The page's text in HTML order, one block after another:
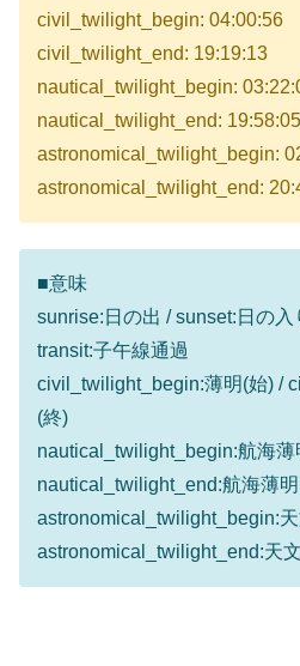
civil_twilight_begin: 04:00:56
civil_twilight_end: 19:19:13
nautical_twilight_begin:
nautical_twilight_end: 19:58:05
astronomical_twilight_begin:
astronomical_twilight_end:
■意味
sunrise:日の出 / sunset:日の入
transit:子午線通過
civil_twilight_begin:薄明(始) /
(終)
nautical_twilight_begin:航海薄
nautical_twilight_end:航海薄
astronomical_twilight_begin:
astronomical_twilight_end:天